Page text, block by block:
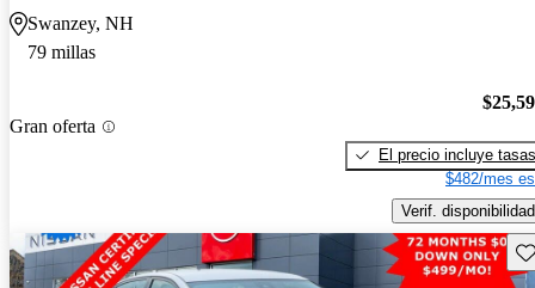
Swanzey, NH
79 millas
Gran oferta
El precio incluye tasas
$482/mes
Verif. disponibilidad